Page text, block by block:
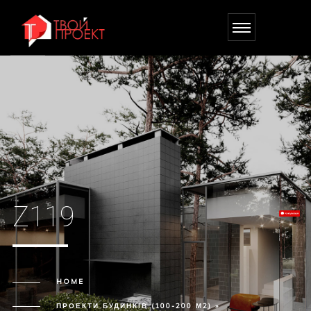
Z119
HOME
ПРОЕКТИ БУДИНКІВ (100-200 М2) »